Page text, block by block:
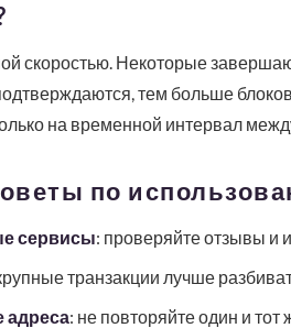
скоростью. Некоторые
тем больше
на временной интервал
по
сервисы: проверяйте отзывы и
транзакции лучше
адреса: не повторяйте один и